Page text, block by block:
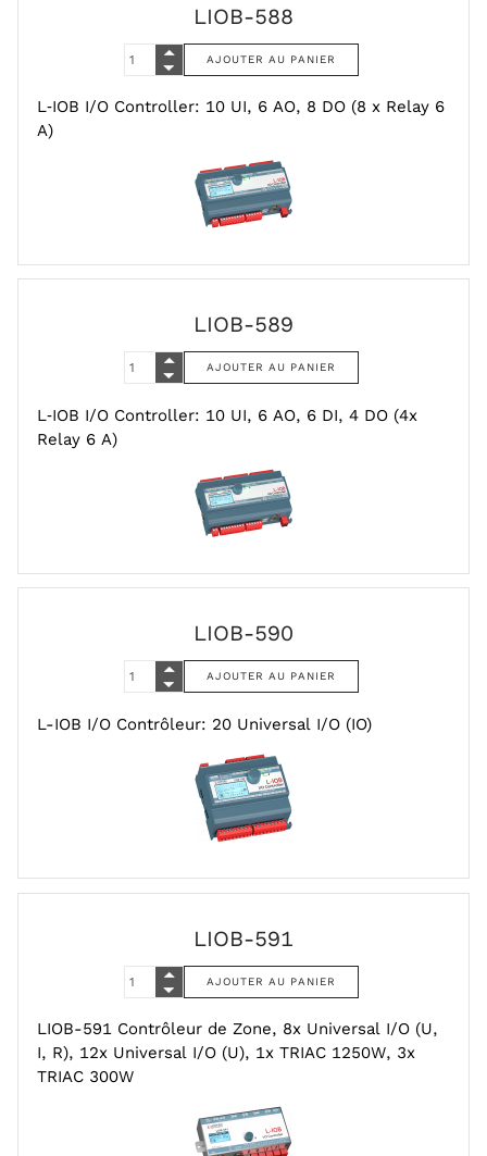
LIOB-588
L‑IOB I/O Controller: 10 UI, 6 AO, 8 DO (8 x Relay 6
A)
LIOB-589
L‑IOB I/O Controller: 10 UI, 6 AO, 6 DI, 4 DO (4x
Relay 6 A)
LIOB-590
L-IOB I/O Contrôleur: 20 Universal I/O (IO)
LIOB-591
LIOB-591 Contrôleur de Zone, 8x Universal I/O (U,
I, R), 12x Universal I/O (U), 1x TRIAC 1250W, 3x
TRIAC 300W